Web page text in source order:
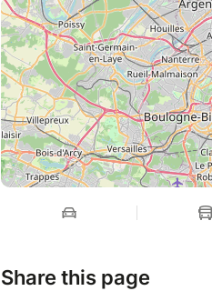
(2024), where jazz, folk and
imagination. An artist who
Since 2018, the singer has
summer jams and to host the
to young talent. A 45-minute
JAM!
Share this page